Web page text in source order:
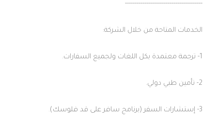
----------------------------------------
الخدمات المتاحة من خلال الشركة:
1- ترجمة معتمدة بكل اللغات ولجميع السفارات.
2- تأمين طبي دولي.
3- إستشارات السفر (برنامج سافر على قد فلوسك).